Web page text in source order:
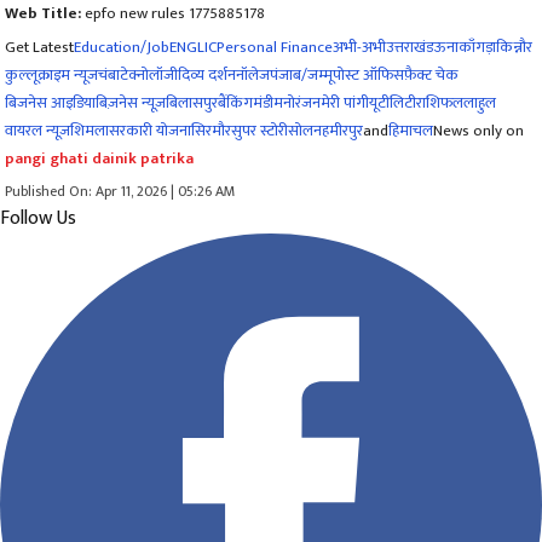
Web Title:epfo new rules 1775885178
Get LatestEducation/JobENGLICPersonal Financeअभी-अभीउत्तराखंडऊनाकाँगड़ाकिन्नौर
कुल्लूक्राइम न्यूजचंबाटेक्नोलॉजीदिव्य दर्शननॉलेजपंजाब/जम्मूपोस्ट ऑफिसफ़ैक्ट चेक
बिजनेस आइडियाबिज़नेस न्यूज़बिलासपुरबैंकिंगमंडीमनोरंजनमेरी पांगीयूटीलिटीराशिफललाहुल
वायरल न्यूज़शिमलासरकारी योजनासिरमौरसुपर स्टोरीसोलनहमीरपुरandहिमाचलNews only on
pangi ghati dainik patrika
Published On: Apr 11, 2026 | 05:26 AM
Follow Us